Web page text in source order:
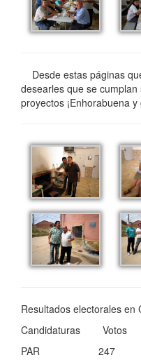
Desde estas páginas
desearles que se
proyectos ¡Enhorabuena y
Resultados electorales en
Candidaturas Votos
PAR 247